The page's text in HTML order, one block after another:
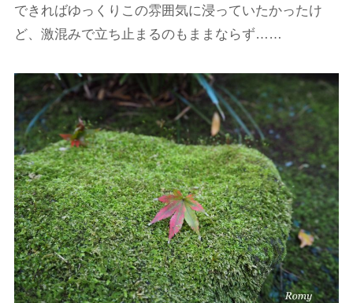
できればゆっくりこの雰囲気に浸っていたかったけ
ど、激混みで立ち止まるのもままならず……